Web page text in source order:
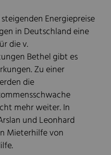
Energiepreise
in Deutschland eine
die v.
Bethel gibt es
Zu einer
die
mehr weiter. In
und Leonhard
Mieterhilfe von